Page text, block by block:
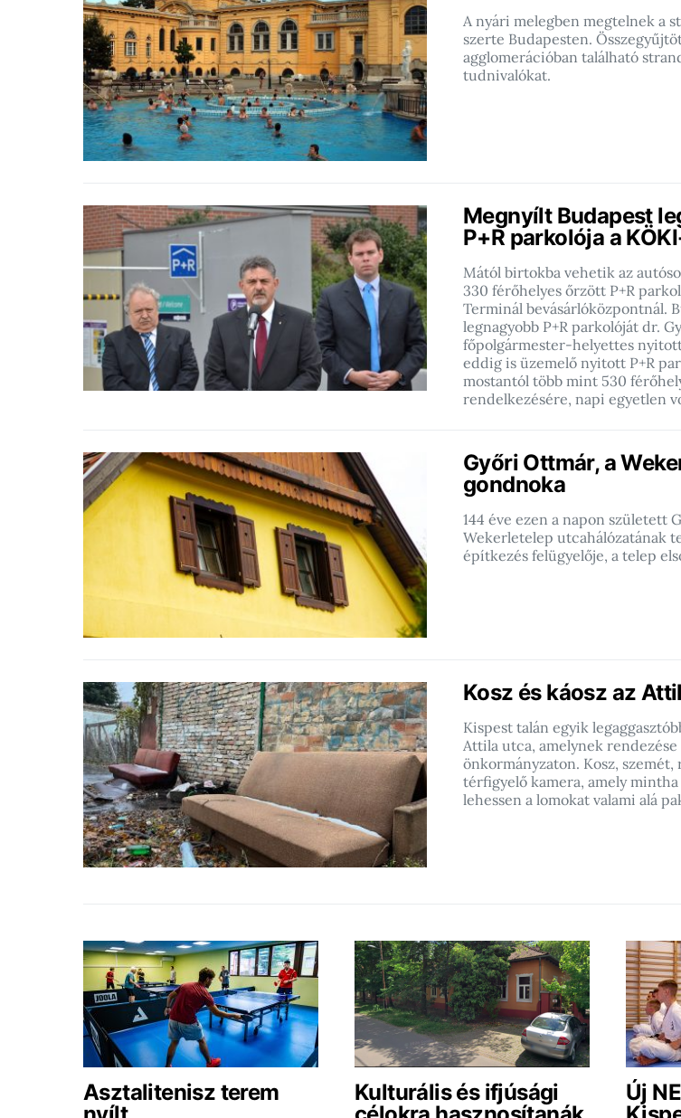
A nyári melegben megtelnek a
szerte Budapesten.
agglomerációban található
tudnivalókat.
Megnyílt Budapest
P+R parkolója a
Mától birtokba vehetik az
330 férőhelyes őrzött P+R
Terminál bevásárlóközpontnál.
legnagyobb P+R parkolóját dr.
főpolgármester-helyettes
eddig is üzemelő nyitott P+R
mostantól több mint 530
rendelkezésére, napi egyetlen
Győri Ottmár, a
gondnoka
144 éve ezen a napon született
Wekerletelep utcahálózatának
építkezés felügyelője, a telep
Kosz és káosz az
Kispest talán egyik
Attila utca, amelynek
önkormányzaton. Kosz, szemét,
térfigyelő kamera, amely
lehessen a lomokat valami alá
Asztalitenisz terem
Kulturális és ifjúsági
Új